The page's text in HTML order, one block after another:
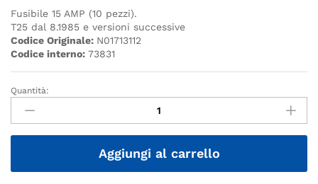
Fusibile 15 AMP (10 pezzi).
T25 dal 8.1985 e versioni successive
Codice Originale: N01713112
Codice interno: 73831
Quantità
Quantità:
Aggiungi al carrello